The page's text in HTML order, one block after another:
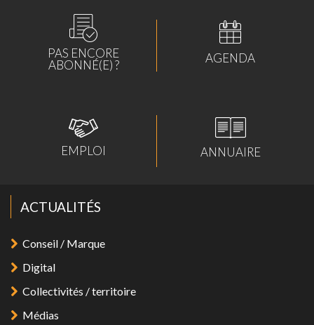
PAS ENCORE
ABONNÉ(E) ?
AGENDA
EMPLOI ANNUAIRE
ACTUALITÉS
Conseil / Marque
Digital
Collectivités / territoire
Médias